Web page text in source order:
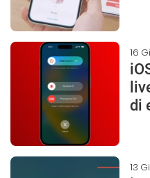
16
di
13